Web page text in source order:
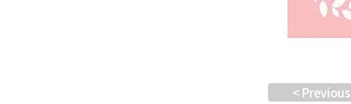
< Previous